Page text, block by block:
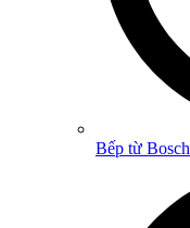
Bếp từ Bosch